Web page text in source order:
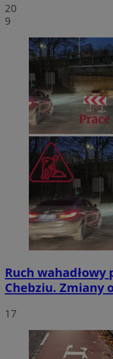
20
9
Ruch
Chebziu. Zmiany
17